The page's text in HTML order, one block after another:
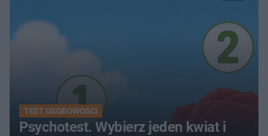
TEST OSOBOWOŚCI
Psychotest. Wybierz jeden kwiat i